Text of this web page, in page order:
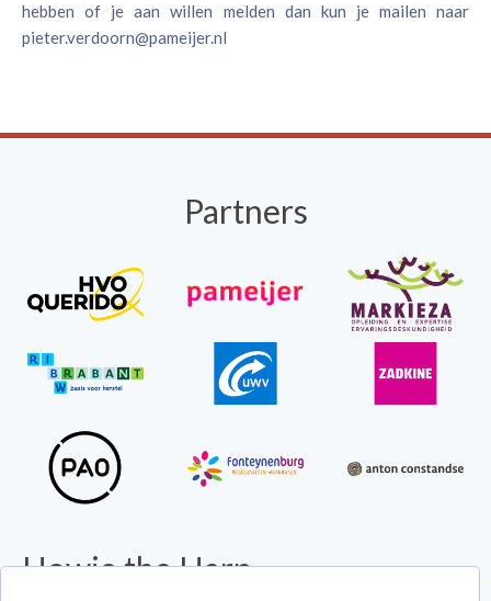
hebben of je aan willen melden dan kun je mailen naar
pieter.verdoorn@pameijer.nl
Partners
Howie the Harp